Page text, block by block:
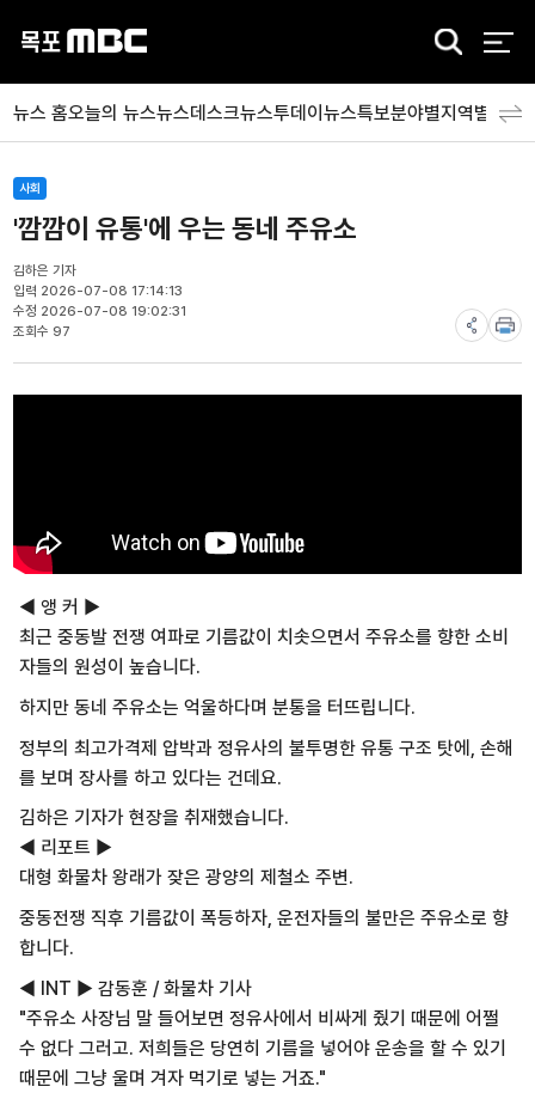
검
뉴스 홈오늘의 뉴스뉴스데스크뉴스투데이뉴스특보분야별지역별 뉴스
사회
'깜깜이 유통'에 우는 동네 주유소
김하은 기자
입력 2026-07-08 17:14:13
수정 2026-07-08 19:02:31
조회수 97
◀ 앵 커 ▶
최근 중동발 전쟁 여파로 기름값이 치솟으면서 주유소를 향한 소비
자들의 원성이 높습니다.
하지만 동네 주유소는 억울하다며 분통을 터뜨립니다.
정부의 최고가격제 압박과 정유사의 불투명한 유통 구조 탓에, 손해
를 보며 장사를 하고 있다는 건데요.
김하은 기자가 현장을 취재했습니다.
◀ 리포트 ▶
대형 화물차 왕래가 잦은 광양의 제철소 주변.
중동전쟁 직후 기름값이 폭등하자, 운전자들의 불만은 주유소로 향
합니다.
◀ INT ▶ 감동훈 / 화물차 기사
"주유소 사장님 말 들어보면 정유사에서 비싸게 줬기 때문에 어쩔
수 없다 그러고. 저희들은 당연히 기름을 넣어야 운송을 할 수 있기
때문에 그냥 울며 겨자 먹기로 넣는 거죠."